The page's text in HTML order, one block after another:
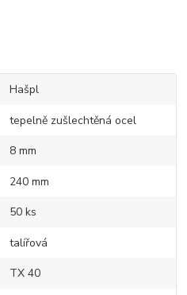
Hašpl
tepelně zušlechtěná ocel
8 mm
240 mm
50 ks
talířová
TX 40